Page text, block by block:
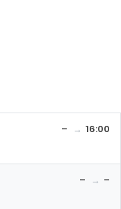
– 16:00
– –